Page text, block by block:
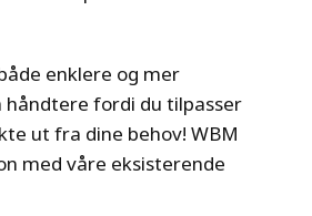
enklere og mer
fordi du tilpasser
ut fra dine behov! WBM
med våre eksisterende